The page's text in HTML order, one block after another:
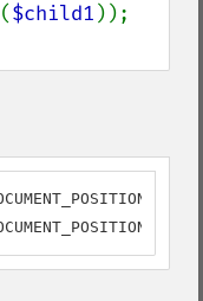
($child1